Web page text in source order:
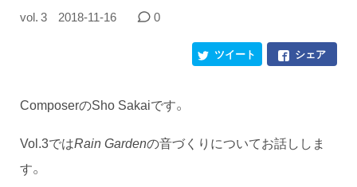
vol. 3 2018-11-16 0
シェア
ツイート
ComposerのSho Sakaiです。
Vol.3ではRain Gardenの音づくりについてお話ししま
す。